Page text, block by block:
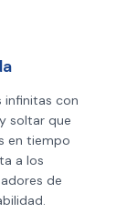
infinitas con
soltar que
en tiempo
a los
de